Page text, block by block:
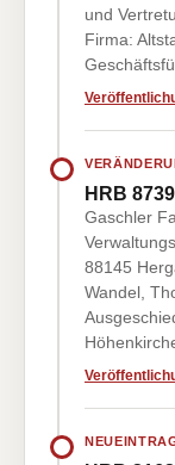
und
Firma:
HRB
Gaschler
88145
Wandel,